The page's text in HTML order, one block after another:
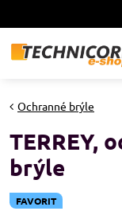
FAVORIT
Ochranné brýle
TERREY,
brýle